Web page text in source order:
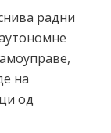
радни
на
од